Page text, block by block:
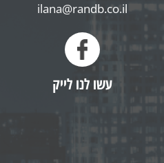
ilana@randb.co.il
עשו לנו לייק